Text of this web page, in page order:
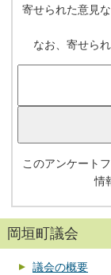
寄せられた意見
なお、寄せら
このアンケート
情
岡垣町議会
議会の概要